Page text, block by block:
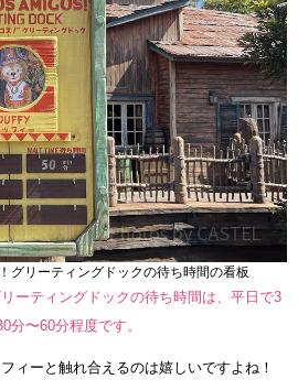
グリーティングドックの待ち時間の看板
ーティングドックの待ち時間は、平日で3
分〜60分程度です。
ィーと触れ合えるのは嬉しいですよね！